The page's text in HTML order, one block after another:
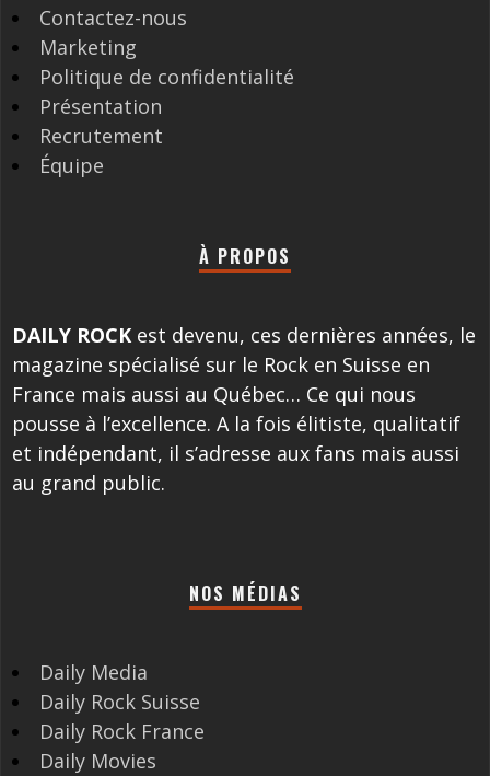
Contactez-nous
Marketing
Politique de confidentialité
Présentation
Recrutement
Équipe
À PROPOS
DAILY ROCK est devenu, ces dernières années, le
magazine spécialisé sur le Rock en Suisse en
France mais aussi au Québec… Ce qui nous
pousse à l’excellence. A la fois élitiste, qualitatif
et indépendant, il s’adresse aux fans mais aussi
au grand public.
NOS MÉDIAS
Daily Media
Daily Rock Suisse
Daily Rock France
Daily Movies